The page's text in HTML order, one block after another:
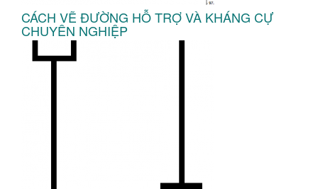
CÁCH VẼ ĐƯỜNG HỖ TRỢ VÀ KHÁNG CỰ
CHUYÊN NGHIỆP